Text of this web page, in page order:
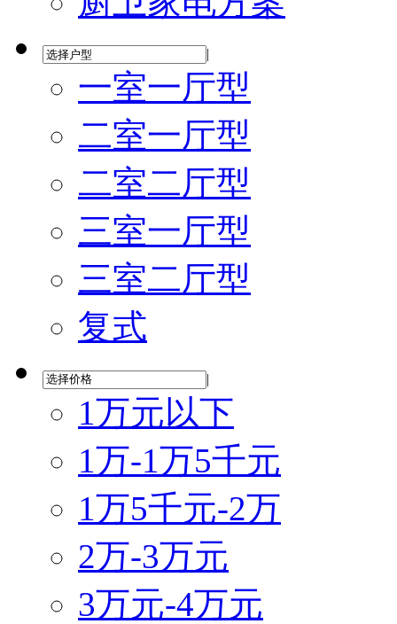
|
一室一厅型
二室一厅型
二室二厅型
三室一厅型
三室二厅型
复式
|
1万元以下
1万-1万5千元
1万5千元-2万
2万-3万元
3万元-4万元